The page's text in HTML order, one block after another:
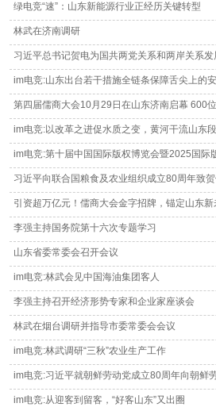
绿电竞“速”：山东新能源行业正经历关键转型
林武在济南调研
习近平总书记贺电为国共两党关系和两岸关系发
im电竞:山东出台若干措施全链条保障舌尖上的
第四届儒商大会10月29日在山东济南启幕 600
im电竞:以改革之进促水质之变，黄河干流山东
im电竞:第十届中国国际版权博览会暨2025国际
习近平向联合国粮食及农业组织成立80周年致
引资超万亿元！儒商大会金字招牌，锚定山东新
李强主持国务院第十六次专题学习
山东省委常委会召开会议
im电竞:林武会见中国海油集团客人
李强主持召开经济形势专家和企业家座谈会
林武在烟台调研并指导市委常委会会议
im电竞:林武调研“三秋”农业生产工作
im电竞:习近平就朝鲜劳动党成立80周年向朝鲜
im电竞:从迎客到留客，“好客山东”又出圈